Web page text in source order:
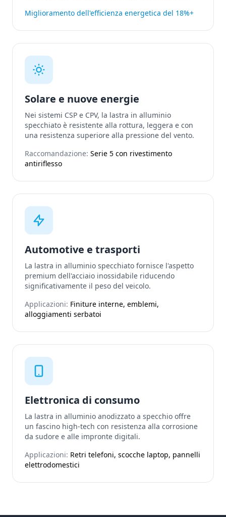
Miglioramento dell'efficienza energetica del 18%+
Solare e nuove energie
Nei sistemi CSP e CPV, la lastra in alluminio
specchiato è resistente alla rottura, leggera e con
una resistenza superiore alla pressione del vento.
Raccomandazione: Serie 5 con rivestimento
antiriflesso
Automotive e trasporti
La lastra in alluminio specchiato fornisce l'aspetto
premium dell'acciaio inossidabile riducendo
significativamente il peso del veicolo.
Applicazioni: Finiture interne, emblemi,
alloggiamenti serbatoi
Elettronica di consumo
La lastra in alluminio anodizzato a specchio offre
un fascino high-tech con resistenza alla corrosione
da sudore e alle impronte digitali.
Applicazioni: Retri telefoni, scocche laptop, pannelli
elettrodomestici